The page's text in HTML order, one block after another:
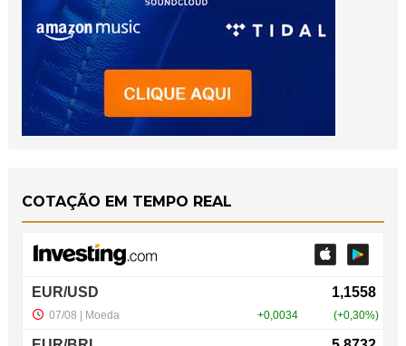
COTAÇÃO EM TEMPO REAL